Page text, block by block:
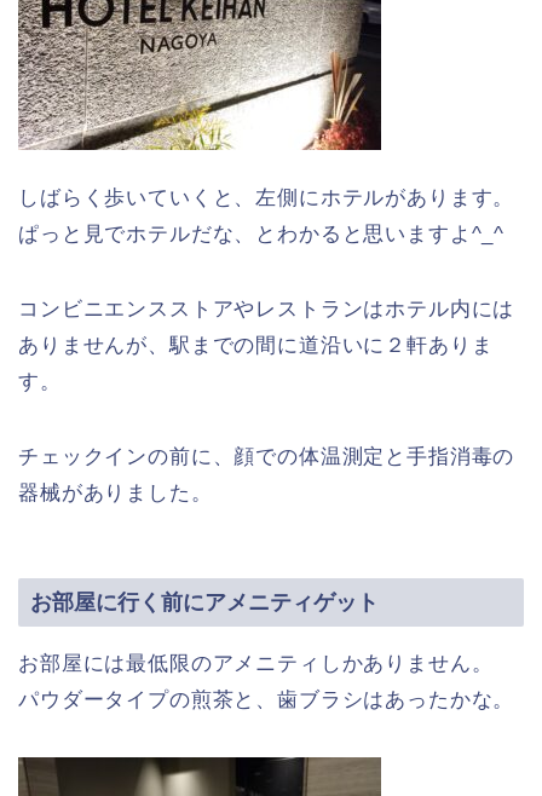
しばらく歩いていくと、左側にホテルがあります。
ぱっと見でホテルだな、とわかると思いますよ^_^
コンビニエンスストアやレストランはホテル内には
ありませんが、駅までの間に道沿いに２軒ありま
す。
チェックインの前に、顔での体温測定と手指消毒の
器械がありました。
お部屋に行く前にアメニティゲット
お部屋には最低限のアメニティしかありません。
パウダータイプの煎茶と、歯ブラシはあったかな。